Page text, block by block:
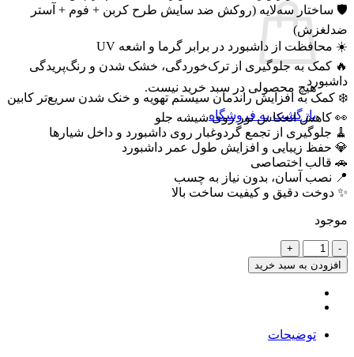
هیچ محصولی در سبد خرید نیست.
بازگشت به فروشگاه
🛡️ ساختار سه‌لایه (روکش ضد سایش طرح کربن + فوم + آستر
ضدلغزش)
☀️ محافظت از داشبورد در برابر گرما و اشعه UV
🔥 کمک به جلوگیری از ترک‌خوردگی، خشک شدن و رنگ‌پریدگی
داشبورد
❄️ کمک به افزایش راندمان سیستم تهویه و خنک شدن سریع‌تر کابین
👀 کاهش انعکاس نور روی شیشه جلو
🧹 جلوگیری از تجمع گردوغبار روی داشبورد و داخل شیارها
💎 حفظ زیبایی و افزایش طول عمر داشبورد
🚗 قالب اختصاصی
📍 نصب آسان، بدون نیاز به چسب
✨ دوخت دقیق و کیفیت ساخت بالا
موجود
روداشبوردی
سه‌لایه
طرح
کربن
X22
|
افزودن به سبد خرید
توضیحات